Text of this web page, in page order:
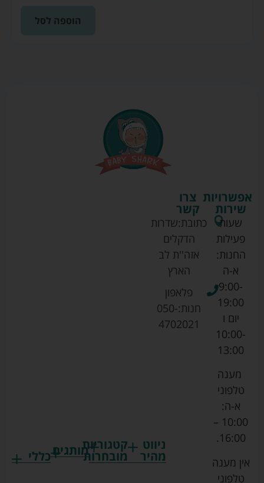
הוספה לסל
ניווט
מהיר
קטגוריות
מובחרותמותגים
גרקו
כללי
צרו
קשר
כתובת:שדרות
הדקלים
אזה''ת לב
הארץ
פלאפון
חנות:050-
4702021
אפשרויות
שירות
שעות
פעילות
החנות:
א-ה
9:00-
19:00
יום ו
10:00-
13:00
מענה
טלפוני
א-ה:
10:00 –
16:00.
אין מענה
טלפוני